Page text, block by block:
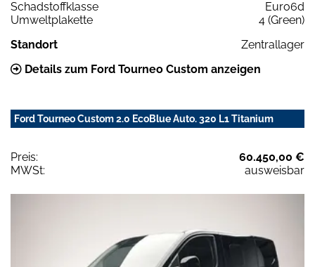
Schadstoffklasse
Euro6d
Umweltplakette
4 (Green)
Standort
Zentrallager
Details zum Ford Tourneo Custom anzeigen
Ford Tourneo Custom 2.0 EcoBlue Auto. 320 L1 Titanium
Preis:
60.450,00 €
MWSt:
ausweisbar